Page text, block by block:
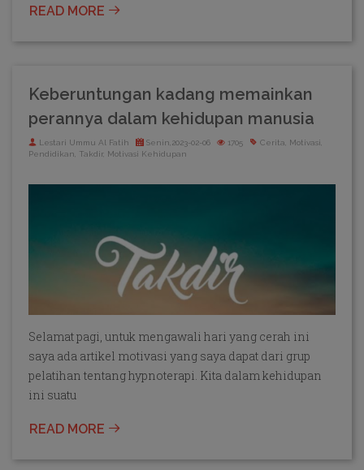
READ MORE
Keberuntungan kadang memainkan
perannya dalam kehidupan manusia
Lestari Ummu Al Fatih Senin,2023-02-06 1705
Cerita, Motivasi,
Pendidikan, Takdir, Motivasi Kehidupan
Selamat pagi, untuk mengawali hari yang cerah ini
saya ada artikel motivasi yang saya dapat dari grup
pelatihan tentang hypnoterapi. Kita dalam kehidupan
ini suatu
READ MORE